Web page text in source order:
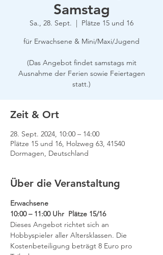
Samstag
Sa., 28. Sept.
  |
Plätze 15 und 16
für Erwachsene & Mini/Maxi/Jugend
(Das Angebot findet samstags mit
Ausnahme der Ferien sowie Feiertagen
Zeit & Ort
28. Sept. 2024, 10:00 – 14:00
Plätze 15 und 16, Holzweg 63, 41540
Dormagen, Deutschland
Über die Veranstaltung
Erwachsene
10:00 – 11:00 Uhr  Plätze 15/16
Dieses Angebot richtet sich an
Hobbyspieler aller Altersklassen. Die
Kostenbeteiligung beträgt 8 Euro pro